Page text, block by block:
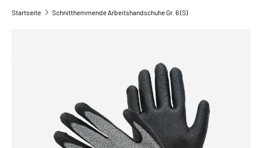
Startseite Schnitthemmende Arbeitshandschuhe Gr. 6 (S)